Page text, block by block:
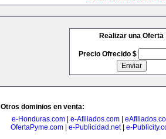
Realizar una Oferta
Precio Ofrecido $
Otros dominios en venta:
e-Honduras.com| e-Afiliados.com|
OfertaPyme.com| e-Publicidad.net| e-